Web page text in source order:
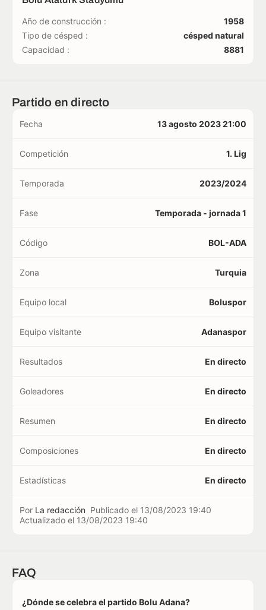
Año de construcción :
1958
Tipo de césped :
césped natural
Capacidad :
8881
Partido en directo
Fecha 13 agosto 2023 21:00
Competición 1. Lig
Temporada 2023/2024
Fase Temporada - jornada 1
Código BOL-ADA
Zona Turquia
Equipo local Boluspor
Equipo visitante Adanaspor
Resultados En directo
Goleadores En directo
Resumen En directo
Composiciones En directo
Estadísticas En directo
Por La redacción Publicado el 13/08/2023 19:40
Actualizado el 13/08/2023 19:40
FAQ
¿Dónde se celebra el partido Bolu Adana?